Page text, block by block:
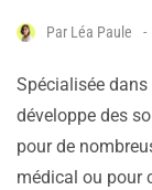
Par Léa Paule
Spécialisée dans
développe des
pour de
médical ou pour